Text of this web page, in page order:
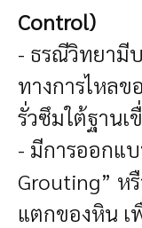
Control)
- ธรณีวิทยามี
ทางการไหล
รั่วซึมใต้ฐานเ
- มีการออกแ
Grouting” ห
แตกของหิน